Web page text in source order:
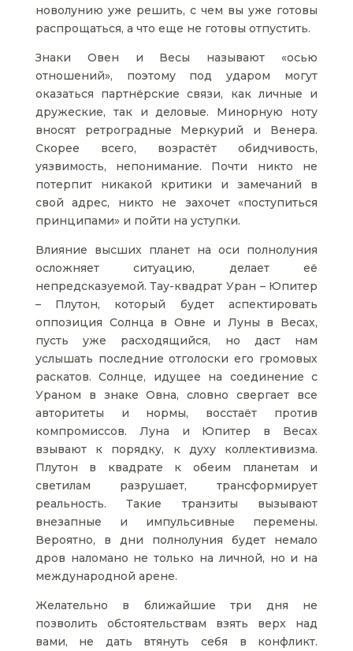
новолунию уже решить, с чем вы уже готовы
распрощаться, а что еще не готовы отпустить.
Знаки Овен и Весы называют «осью
отношений», поэтому под ударом могут
оказаться партнёрские связи, как личные и
дружеские, так и деловые. Минорную ноту
вносят ретроградные Меркурий и Венера.
Скорее всего, возрастёт обидчивость,
уязвимость, непонимание. Почти никто не
потерпит никакой критики и замечаний в
свой адрес, никто не захочет «поступиться
принципами» и пойти на уступки.
Влияние высших планет на оси полнолуния
осложняет ситуацию, делает её
непредсказуемой. Тау-квадрат Уран – Юпитер
– Плутон, который будет аспектировать
оппозиция Солнца в Овне и Луны в Весах,
пусть уже расходящийся, но даст нам
услышать последние отголоски его громовых
раскатов. Солнце, идущее на соединение с
Ураном в знаке Овна, словно свергает все
авторитеты и нормы, восстаёт против
компромиссов. Луна и Юпитер в Весах
взывают к порядку, к духу коллективизма.
Плутон в квадрате к обеим планетам и
светилам разрушает, трансформирует
реальность. Такие транзиты вызывают
внезапные и импульсивные перемены.
Вероятно, в дни полнолуния будет немало
дров наломано не только на личной, но и на
международной арене.
Желательно в ближайшие три дня не
позволить обстоятельствам взять верх над
вами, не дать втянуть себя в конфликт.